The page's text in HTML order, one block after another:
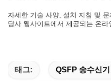
자세한 기술 사양, 설치 지침 및
당사 웹사이트에서 제공되는 온라
태그: QSFP 송수신